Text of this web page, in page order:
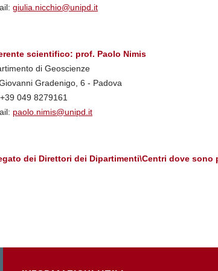
giulia.nicchio@unipd.it
scientifico: prof. Paolo Nimis
di Geoscienze
Gradenigo, 6 - Padova
049 8279161
paolo.nimis@unipd.it
dei Direttori dei Dipartimenti\Centri dove sono